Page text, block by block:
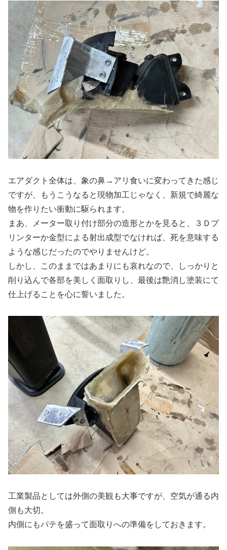
エアダクト全体は、象の鼻→アリ食いに変わってきた感じ
ですが、もうこうなると現物加工じゃなく、新規で綺麗な
物を作りたい衝動に駆られます。
まあ、メーター取り付け部分の造形とかを見ると、３Ｄプ
リンターか金型による射出成型でなければ、死を意味する
ような感じだったのでやりませんけど。
しかし、このままではあまりにも哀れなので、しっかりと
削り込んで各部を美しく面取りし、最後は艶消し塗装にて
仕上げることを心に誓いました。
工業製品としては外側の美観も大事ですが、空気が通る内
側も大切。
内側にもパテを盛って面取りへの準備をしておきます。